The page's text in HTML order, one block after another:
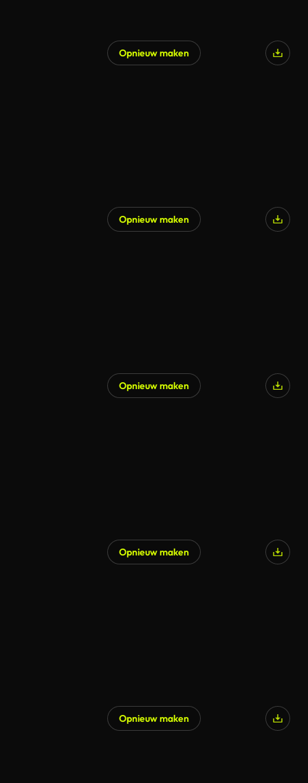
Opnieuw maken
Opnieuw maken
Opnieuw maken
Opnieuw maken
Opnieuw maken